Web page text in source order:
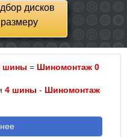
дисков
шины = Шиномонтаж 0
4 шины - Шиномонтаж